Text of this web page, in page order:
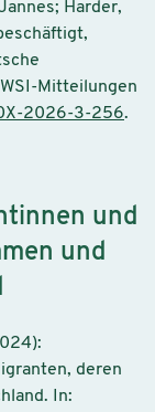
Harder,
Mitteilungen
2026-3-256.
und
und
deren
In: